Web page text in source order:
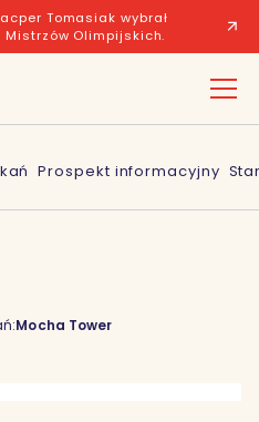
Tomasiak wybrał
Olimpijskich.
Prospekt informacyjny
Mocha Tower